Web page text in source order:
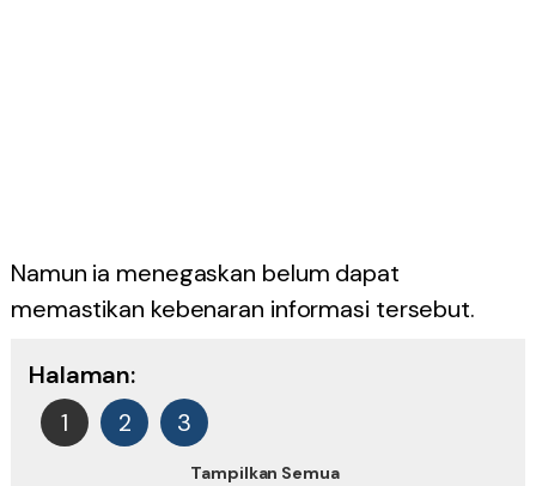
Namun ia menegaskan belum dapat
memastikan kebenaran informasi tersebut.
Halaman:
1
2 3
Tampilkan Semua